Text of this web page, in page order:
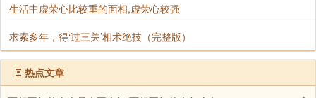
生活中虚荣心比较重的面相,虚荣心较强
求索多年，得‘过三关’相术绝技（完整版）
Ξ 热点文章